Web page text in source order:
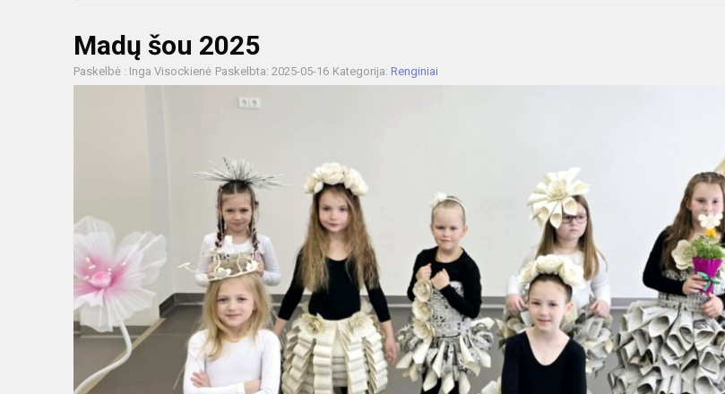
Madų šou 2025
Paskelbė : Inga Visockienė Paskelbta: 2025-05-16 Kategorija: Renginiai